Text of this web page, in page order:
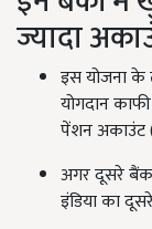
ज्यादा
इस योजना के
योगदान
पेंशन अकाउंट
अगर दूसरे
इंडिया का